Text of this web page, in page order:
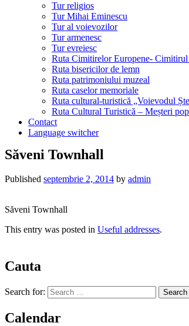
Tur religios
Tur Mihai Eminescu
Tur al voievozilor
Tur armenesc
Tur evreiesc
Ruta Cimitirelor Europene- Cimitirul
Ruta bisericilor de lemn
Ruta patrimoniului muzeal
Ruta caselor memoriale
Ruta cultural-turistică „Voievodul
Ruta Cultural Turistică – Meșteri
Contact
Language switcher
Săveni Townhall
Published septembrie 2, 2014 by admin
Săveni Townhall
This entry was posted in Useful addresses.
Cauta
Search for:
Calendar